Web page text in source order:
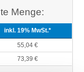
Menge:
inkl. 19% MwSt.*
55,04 €
73,39 €